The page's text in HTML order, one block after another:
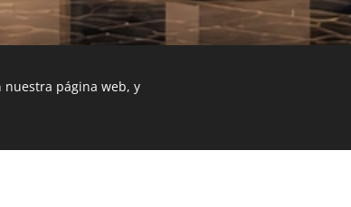
página web, y